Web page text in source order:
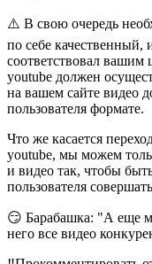
⚠️ В свою очередь
по себе качественный,
соответствовал вашим
youtube должен
на вашем сайте видео
пользователя формате.
Что же касается
youtube, мы можем
и видео так, чтобы
пользователя
😏 Барабашка: "А еще
него все видео